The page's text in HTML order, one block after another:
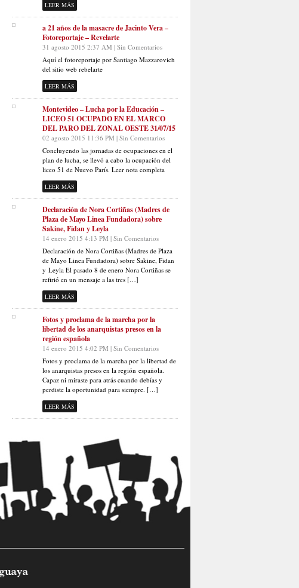
LEER MÁS
a 21 años de la masacre de Jacinto Vera –
Fotoreportaje – Revelarte
31 agosto 2015 2:37 AM | Sin Comentarios
Aquí el fotoreportaje por Santiago Mazzarovich
del sitio web rebelarte
LEER MÁS
Montevideo – Lucha por la Educación –
LICEO 51 OCUPADO EN EL MARCO
DEL PARO DEL ZONAL OESTE 31/07/15
02 agosto 2015 11:36 PM | Sin Comentarios
Concluyendo las jornadas de ocupaciones en el
plan de lucha, se llevó a cabo la ocupación del
liceo 51 de Nuevo París. Leer nota completa
LEER MÁS
Declaración de Nora Cortiñas (Madres de
Plaza de Mayo Linea Fundadora) sobre
Sakine, Fidan y Leyla
14 enero 2015 4:13 PM | Sin Comentarios
Declaración de Nora Cortiñas (Madres de Plaza
de Mayo Linea Fundadora) sobre Sakine, Fidan
y Leyla El pasado 8 de enero Nora Cortiñas se
refirió en un mensaje a las tres […]
LEER MÁS
Fotos y proclama de la marcha por la
libertad de los anarquistas presos en la
región española
14 enero 2015 4:02 PM | Sin Comentarios
Fotos y proclama de la marcha por la libertad de
los anarquistas presos en la región española.
Capaz ni miraste para atrás cuando debías y
perdiste la oportunidad para siempre. […]
LEER MÁS